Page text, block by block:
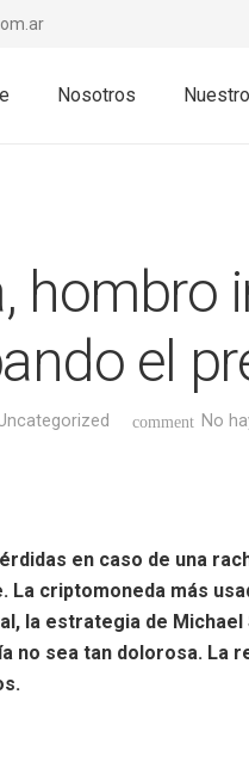
Nosotros
hombro
el
comment No
en caso de una
La criptomoneda más
la estrategia de
no sea tan dolorosa. La